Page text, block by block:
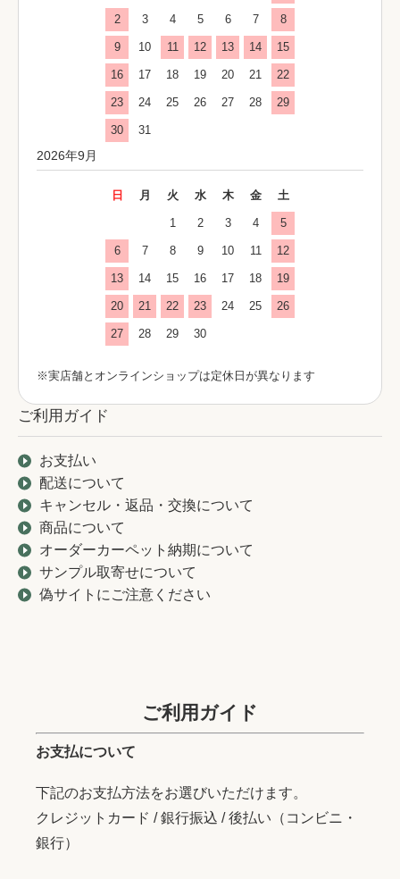
2 3 4 5 6 7 8
9 10 11 12 13 14 15
16 17 18 19 20 21 22
23 24 25 26 27 28 29
30 31
2026年9月
日 月 火 水 木 金 土
1 2 3 4 5
6 7 8 9 10 11 12
13 14 15 16 17 18 19
20 21 22 23 24 25 26
27 28 29 30
※実店舗とオンラインショップは定休日が異なります
ご利用ガイド
お支払い
配送について
キャンセル・返品・交換について
商品について
オーダーカーペット納期について
サンプル取寄せについて
偽サイトにご注意ください
ご利用ガイド
お支払について
下記のお支払方法をお選びいただけます。
クレジットカード / 銀行振込 / 後払い（コンビニ・
銀行）